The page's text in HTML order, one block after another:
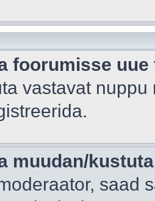
foorumisse uue
vastavat
muudan/
saad